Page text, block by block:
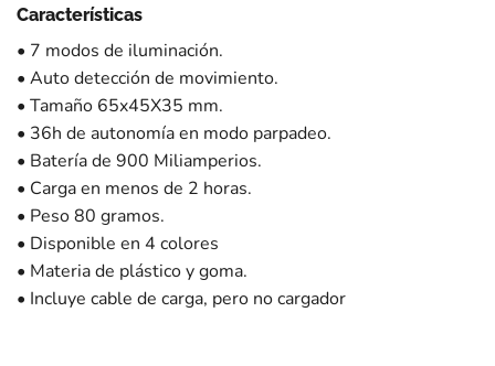
Características
• 7 modos de iluminación.
• Auto detección de movimiento.
• Tamaño 65x45X35 mm.
• 36h de autonomía en modo parpadeo.
• Batería de 900 Miliamperios.
• Carga en menos de 2 horas.
• Peso 80 gramos.
• Disponible en 4 colores
• Materia de plástico y goma.
• Incluye cable de carga, pero no cargador